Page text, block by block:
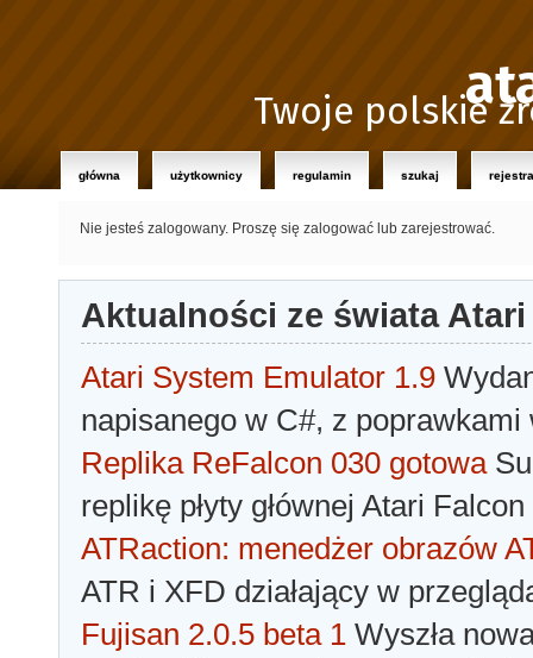
Twoje polskie
główna użytkownicy regulamin szukaj
Nie jesteś zalogowany. Proszę się zalogować lub zarejestrować.
Aktualności ze świata Atari
Atari System Emulator 1.9
napisanego w C#, z poprawkami
Replika ReFalcon 030 gotowa
replikę płyty głównej Atari
ATRaction: menedżer obrazów
ATR i XFD działający w
Fujisan 2.0.5 beta 1 Wyszła